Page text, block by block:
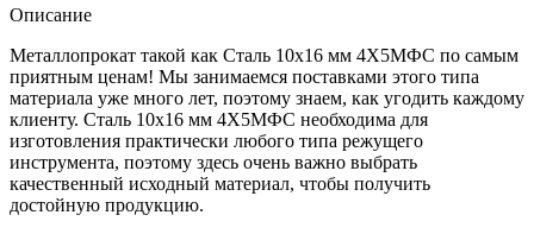
Описание
Металлопрокат такой как Сталь 10x16 мм 4Х5МФС по самым
приятным ценам! Мы занимаемся поставками этого типа
материала уже много лет, поэтому знаем, как угодить каждому
клиенту. Сталь 10x16 мм 4Х5МФС необходима для
изготовления практически любого типа режущего
инструмента, поэтому здесь очень важно выбрать
качественный исходный материал, чтобы получить
достойную продукцию.